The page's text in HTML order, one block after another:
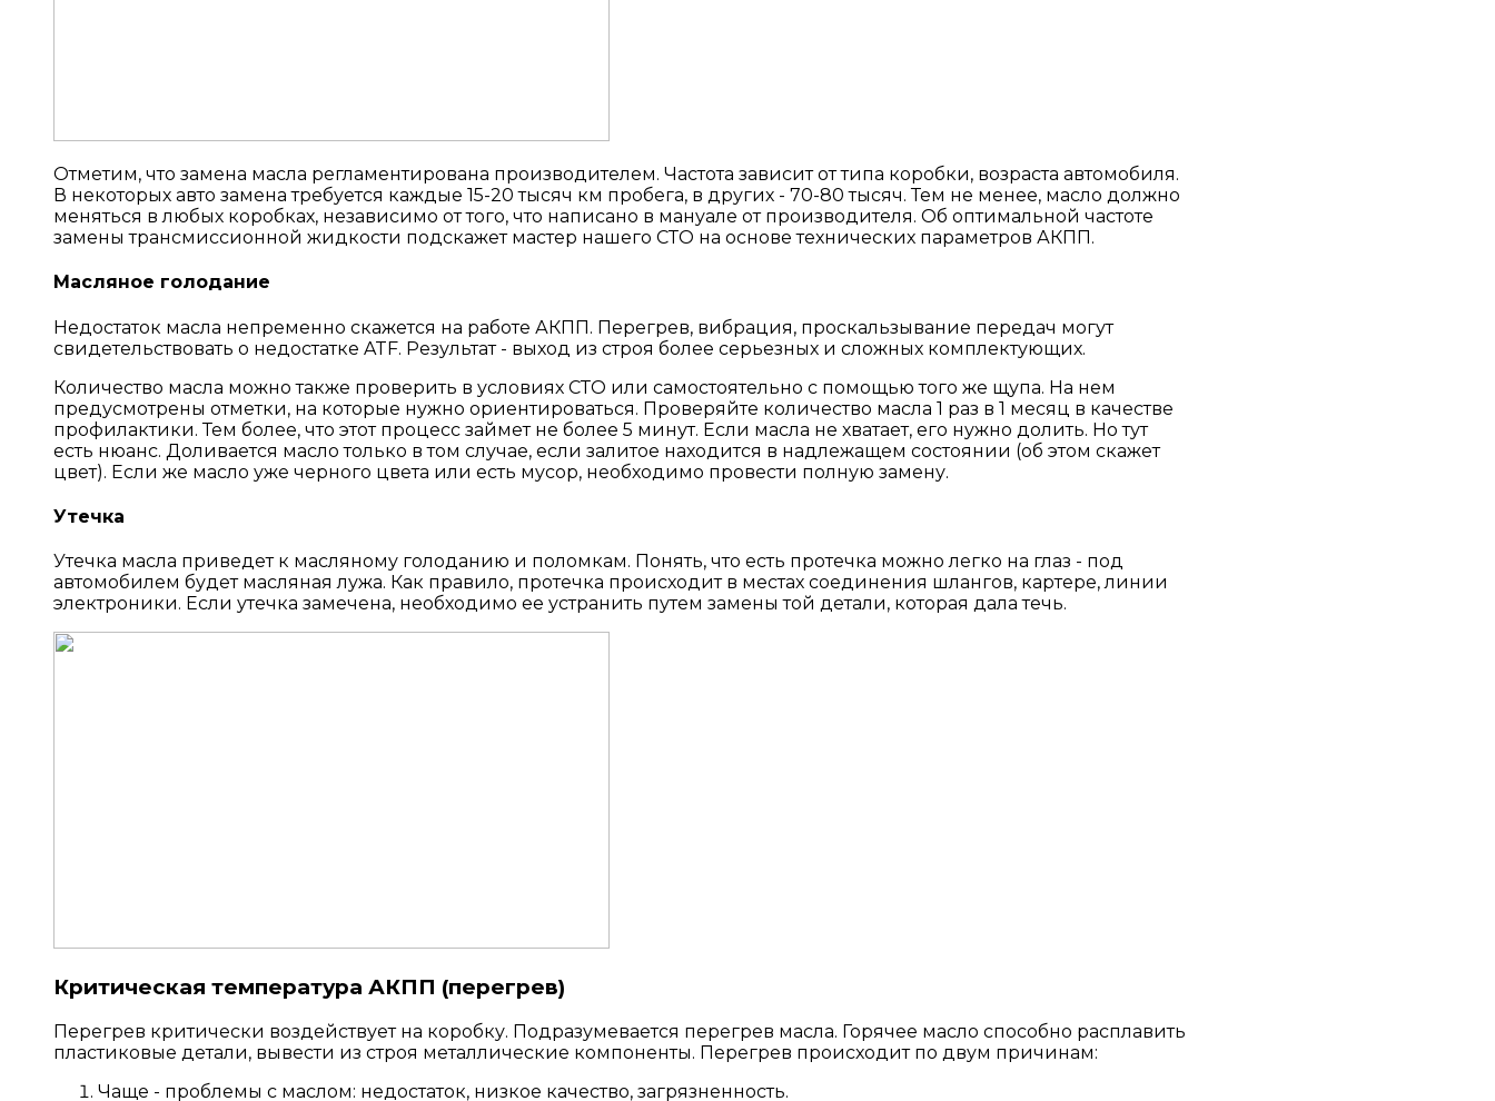
Отметим, что замена масла регламентирована производителем. Частота зависит от типа коробки, возраста автомобиля.
В некоторых авто замена требуется каждые 15-20 тысяч км пробега, в других - 70-80 тысяч. Тем не менее, масло должно
меняться в любых коробках, независимо от того, что написано в мануале от производителя. Об оптимальной частоте
замены трансмиссионной жидкости подскажет мастер нашего СТО на основе технических параметров АКПП.
Масляное голодание
Недостаток масла непременно скажется на работе АКПП. Перегрев, вибрация, проскальзывание передач могут
свидетельствовать о недостатке ATF. Результат - выход из строя более серьезных и сложных комплектующих.
Количество масла можно также проверить в условиях СТО или самостоятельно с помощью того же щупа. На нем
предусмотрены отметки, на которые нужно ориентироваться. Проверяйте количество масла 1 раз в 1 месяц в качестве
профилактики. Тем более, что этот процесс займет не более 5 минут. Если масла не хватает, его нужно долить. Но тут
есть нюанс. Доливается масло только в том случае, если залитое находится в надлежащем состоянии (об этом скажет
цвет). Если же масло уже черного цвета или есть мусор, необходимо провести полную замену.
Утечка
Утечка масла приведет к масляному голоданию и поломкам. Понять, что есть протечка можно легко на глаз - под
автомобилем будет масляная лужа. Как правило, протечка происходит в местах соединения шлангов, картере, линии
электроники. Если утечка замечена, необходимо ее устранить путем замены той детали, которая дала течь.
Критическая температура АКПП (перегрев)
Перегрев критически воздействует на коробку. Подразумевается перегрев масла. Горячее масло способно расплавить
пластиковые детали, вывести из строя металлические компоненты. Перегрев происходит по двум причинам:
Чаще - проблемы с маслом: недостаток, низкое качество, загрязненность.